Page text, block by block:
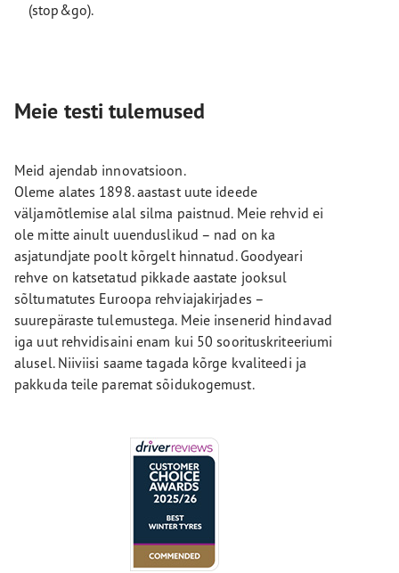
(stop&go).
Meie testi tulemused
Meid ajendab innovatsioon.
Oleme alates 1898. aastast uute ideede
väljamõtlemise alal silma paistnud. Meie rehvid ei
ole mitte ainult uuenduslikud – nad on ka
asjatundjate poolt kõrgelt hinnatud. Goodyeari
rehve on katsetatud pikkade aastate jooksul
sõltumatutes Euroopa rehviajakirjades –
suurepäraste tulemustega. Meie insenerid hindavad
iga uut rehvidisaini enam kui 50 soorituskriteeriumi
alusel. Niiviisi saame tagada kõrge kvaliteedi ja
pakkuda teile paremat sõidukogemust.